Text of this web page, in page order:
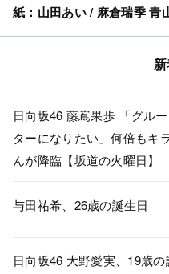
紙：山田あい / 麻倉瑞季 青
日向坂46 藤嶌果歩 「グル
ターになりたい」何倍もキ
んが降臨【坂道の火曜日】
与田祐希、26歳の誕生日
日向坂46 大野愛実、19歳の